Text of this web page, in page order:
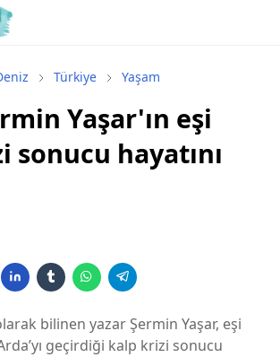
Türkiye Yaşam
Yaşar'ın eşi
sonucu hayatını
bilinen yazar Şermin Yaşar, eşi
geçirdiği kalp krizi sonucu